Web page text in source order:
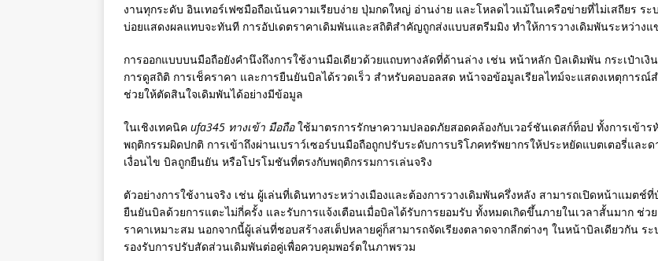
งานทุกระดับ อินเทอร์เฟซมือถือเน้นความเรียบง่าย ปุ่มกดใหญ่ อ่านง่าย และโหลดไวแม้ในเครือข่ายที่ไม่เสถียร
บ่อยแสดงผลแทบจะทันที การอัปเดตราคาเดิมพันและสถิติสำคัญถูกส่งแบบสตรีมมิง ทำให้การวางเดิมพันระหว่างแ
การออกแบบบนมือถือยังคำนึงถึงการใช้งานมือเดียวด้วยแถบทางลัดที่ด้านล่าง เช่น หน้าหลัก บิลเดิมพัน กระเป๋าเ
การดูสถิติ การเช็คราคา และการยืนยันบิลได้รวดเร็ว สำหรับคอบอลสด หน้าจอข้อมูลเรียลไทม์จะแสดงเหตุการณ์
ช่วยให้ตัดสินใจเดิมพันได้อย่างมีข้อมูล
ในเชิงเทคนิค ufa345 ทางเข้า มือถือใช้มาตรการรักษาความปลอดภัยสอดคล้องกับเวอร์ชันเดสก์ท็อป ทั้งการเข้า
พฤติกรรมผิดปกติ การเข้าถึงผ่านเบราว์เซอร์บนมือถือถูกปรับระดับการบริโภคทรัพยากรให้ประหยัดแบตเตอรี่แล
เงื่อนไข บิลถูกยืนยัน หรือโปรโมชันที่ตรงกับพฤติกรรมการเล่นจริง
ตัวอย่างการใช้งานจริง เช่น ผู้เล่นที่เดินทางระหว่างเมืองและต้องการวางเดิมพันครึ่งหลัง สามารถเปิดหน้าแมต
ยืนยันบิลด้วยการแตะไม่กี่ครั้ง และรับการแจ้งเตือนเมื่อบิลได้รับการยอมรับ ทั้งหมดเกิดขึ้นภายในเวลาสั้นมาก ช่ว
ราคาเหมาะสม นอกจากนี้ผู้เล่นที่ชอบสร้างสเต็ปหลายคู่ก็สามารถจัดเรียงตลาดจากลีกต่างๆ ในหน้าบิลเดียวกัน
รองรับการปรับสัดส่วนเดิมพันต่อคู่เพื่อควบคุมพอร์ตในภาพรวม